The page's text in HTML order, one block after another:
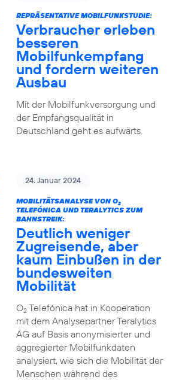
REPRÄSENTATIVE MOBILFUNKSTUDIE:
Verbraucher erleben
besseren
Mobilfunkempfang
und fordern weiteren
Ausbau
Mit der Mobilfunkversorgung und
der Empfangsqualität in
Deutschland geht es aufwärts.
24. Januar 2024
MOBILITÄTSANALYSE VON O2
TELEFÓNICA UND TERALYTICS ZUM
BAHNSTREIK:
Deutlich weniger
Zugreisende, aber
kaum Einbußen in der
bundesweiten
Mobilität
O2Telefónica hat in Kooperation
mit dem Analysepartner Teralytics
AG auf Basis anonymisierter und
aggregierter Mobilfunkdaten
analysiert, wie sich die Mobilität der
Menschen während des